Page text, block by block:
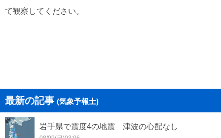
て観察してください。
最新の記事 (気象予報士)
岩手県で震度4の地震 津波の心配なし